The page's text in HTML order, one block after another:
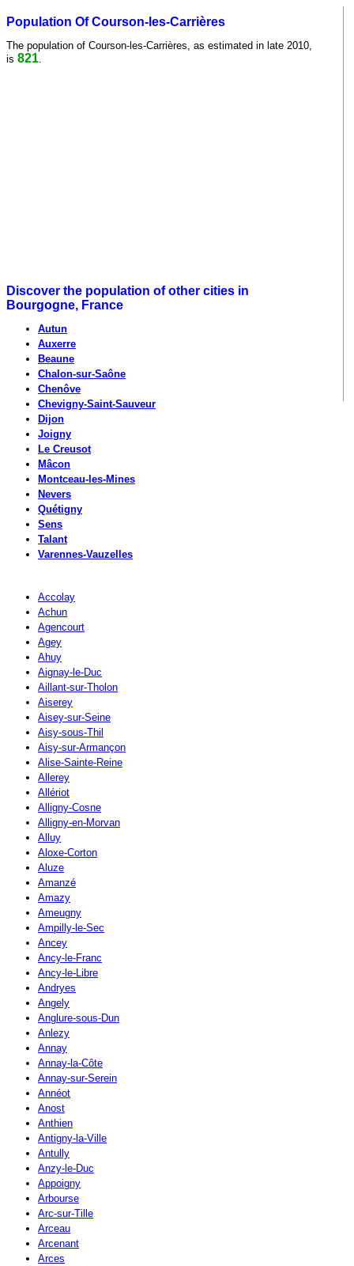
Population Of Courson-les-Carrières
The population of Courson-les-Carrières, as estimated in late 2010,
is 821
Discover the population of other cities in
Bourgogne, France
Autun
Auxerre
Beaune
Chalon-sur-Saône
Chenôve
Chevigny-Saint-Sauveur
Dijon
Joigny
Le Creusot
Mâcon
Montceau-les-Mines
Nevers
Quétigny
Sens
Talant
Varennes-Vauzelles
Accolay
Achun
Agencourt
Agey
Ahuy
Aignay-le-Duc
Aillant-sur-Tholon
Aiserey
Aisey-sur-Seine
Aisy-sous-Thil
Aisy-sur-Armançon
Alise-Sainte-Reine
Allerey
Allériot
Alligny-Cosne
Alligny-en-Morvan
Alluy
Aloxe-Corton
Aluze
Amanzé
Amazy
Ameugny
Ampilly-le-Sec
Ancey
Ancy-le-Franc
Ancy-le-Libre
Andryes
Angely
Anglure-sous-Dun
Anlezy
Annay
Annay-la-Côte
Annay-sur-Serein
Annéot
Anost
Anthien
Antigny-la-Ville
Antully
Anzy-le-Duc
Appoigny
Arbourse
Arc-sur-Tille
Arceau
Arcenant
Arces